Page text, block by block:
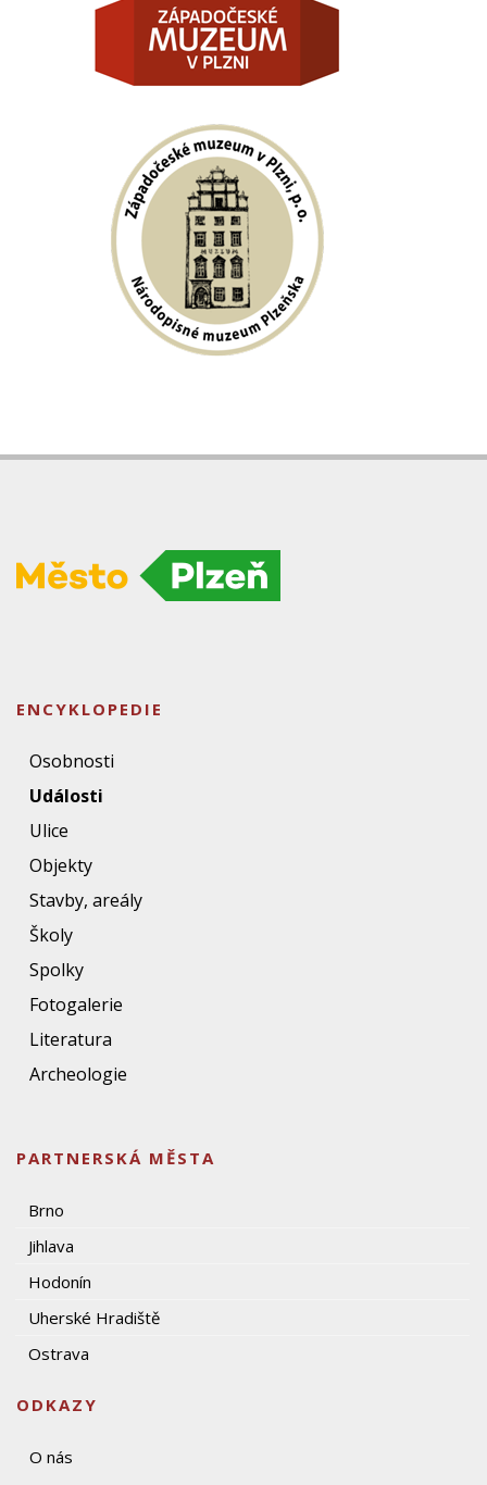
ENCYKLOPEDIE
Osobnosti
Události
Ulice
Objekty
Stavby, areály
Školy
Spolky
Fotogalerie
Literatura
Archeologie
PARTNERSKÁ MĚSTA
Brno
Jihlava
Hodonín
Uherské Hradiště
Ostrava
ODKAZY
O nás